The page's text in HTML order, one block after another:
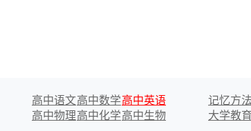
高中语文高中数学高中英语
高中物理高中化学高中生物
记忆方法
大学教育